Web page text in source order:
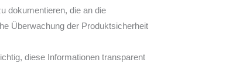
dokumentieren, die an die
Überwachung der Produktsicherheit
diese Informationen transparent